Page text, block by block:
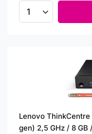
Ilość produktów
Lenovo
gen) 2,5 GHz / 8 GB